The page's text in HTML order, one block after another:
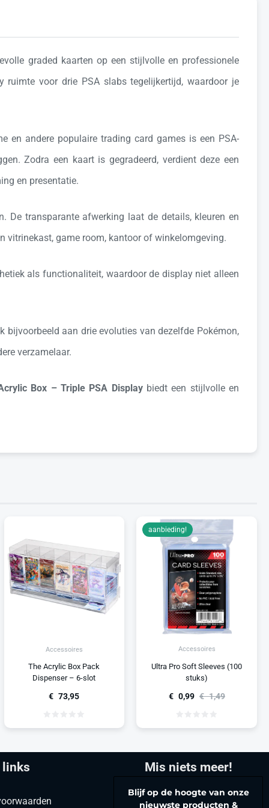
graded kaarten op een stijlvolle en professionele
ruimte voor drie PSA slabs tegelijkertijd, waardoor je
en andere populaire trading card games is een PSA-
Zodra een kaart is gegradeerd, verdient deze een
en presentatie.
De transparante afwerking laat de details, kleuren en
vitrinekast, game room, kantoor of winkelomgeving.
als functionaliteit, waardoor de display niet alleen
aan drie evoluties van dezelfde Pokémon,
verzamelaar.
Box – Triple PSA Displaybiedt een stijlvolle en
Accessoires
The Acrylic Box Pack
Dispenser – 6-slot
€ 73,95
Accessoires
Ultra Pro Soft Sleeves (100
stuks)
€ 1,49
€ 0,99
aanbieding!
links Mis niets meer!
Blijf op de hoogte van onze
nieuwste producten &